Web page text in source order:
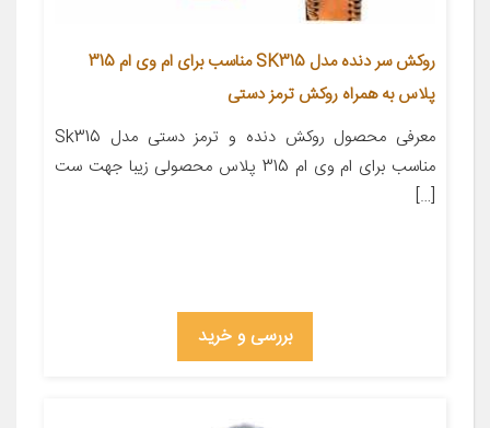
روکش سر دنده مدل SK315 مناسب برای ام وی ام 315
پلاس به همراه روکش ترمز دستی
معرفی محصول روکش دنده و ترمز دستی مدل Sk315
مناسب برای ام وی ام 315 پلاس محصولی زیبا جهت ست
[…]
بررسی و خرید